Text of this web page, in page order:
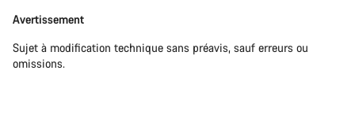
Avertissement
Avertissement
Sujet à modification technique sans préavis, sauf erreurs ou
omissions.